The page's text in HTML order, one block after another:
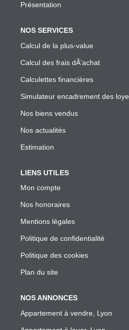
FAIRE
Nos Services
Conseil En
Garantie Des
Diagnostics
Mise En Location
Estimation De Mon Loyer
Présentation
NOS SERVICES
Calcul de la plus-value
Calcul des frais dÂ’achat
Calculettes financières
Simulateur encadrement des
Nos biens vendus
Nos actualités
Estimation
LIENS UTILES
Mon compte
Nos honoraires
Mentions légales
Politique de confidentialité
Politique des cookies
Plan du site
NOS ANNONCES
Appartement à vendre, Lyon